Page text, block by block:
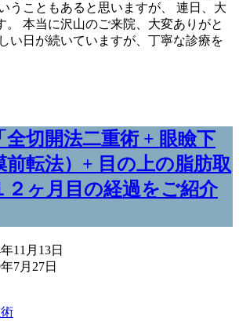
うこともあると思いますが、 連日、大
。 本当に沢山のご来院、大変ありがと
い日が続いていますが、丁寧な診療を
全切開法二重術 + 眼瞼下
前転法）+ 目の上の脂肪取
２ヶ月目の経過をご紹介
11月13日
7月27日